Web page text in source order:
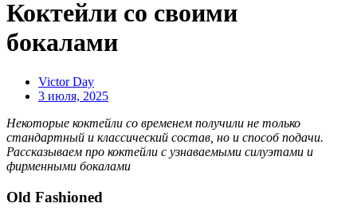
Коктейли со своими
бокалами
Victor Day
3 июля, 2025
Некоторые коктейли со временем получили не только
стандартный и классический состав, но и способ подачи.
Рассказываем про коктейли с узнаваемыми силуэтами и
фирменными бокалами
Old Fashioned